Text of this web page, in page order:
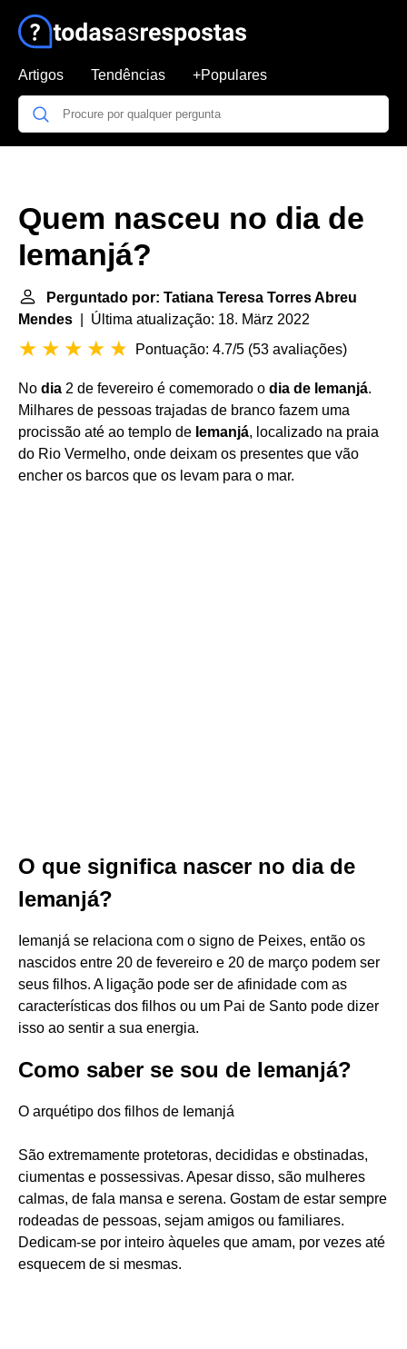
Artigos Tendências +Populares
Quem nasceu no dia de
Iemanjá?
Perguntado por: Tatiana Teresa Torres Abreu
Mendes | Última atualização: 18. März 2022
Pontuação: 4.7/5 (53 avaliações)
No dia 2 de fevereiro é comemorado o dia de Iemanjá.
Milhares de pessoas trajadas de branco fazem uma
procissão até ao templo de Iemanjá, localizado na praia
do Rio Vermelho, onde deixam os presentes que vão
encher os barcos que os levam para o mar.
O que significa nascer no dia de
Iemanjá?
Iemanjá se relaciona com o signo de Peixes, então os
nascidos entre 20 de fevereiro e 20 de março podem ser
seus filhos. A ligação pode ser de afinidade com as
características dos filhos ou um Pai de Santo pode dizer
isso ao sentir a sua energia.
Como saber se sou de Iemanjá?
O arquétipo dos filhos de Iemanjá
São extremamente protetoras, decididas e obstinadas,
ciumentas e possessivas. Apesar disso, são mulheres
calmas, de fala mansa e serena. Gostam de estar sempre
rodeadas de pessoas, sejam amigos ou familiares.
Dedicam-se por inteiro àqueles que amam, por vezes até
esquecem de si mesmas.